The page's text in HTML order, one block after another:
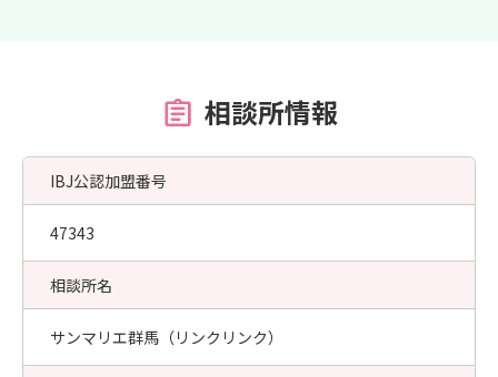
相談所情報
IBJ公認加盟番号
47343
相談所名
サンマリエ群馬（リンクリンク）